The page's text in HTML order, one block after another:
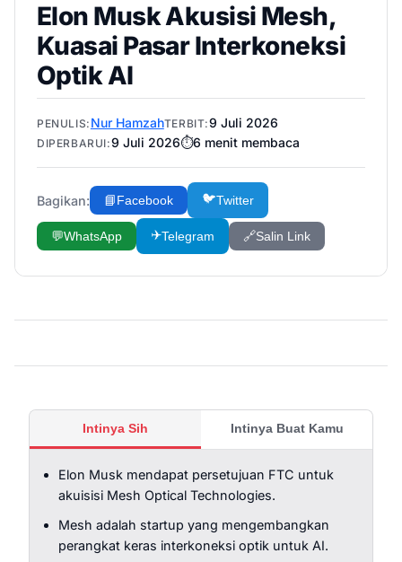
Elon Musk Akusisi Mesh,
Kuasai Pasar Interkoneksi
Optik AI
PENULIS: Nur HamzahTERBIT:9 Juli 2026
DIPERBARUI:9 Juli 2026⏱️6 menit membaca
Bagikan: 📘Facebook 🐦Twitter
💬WhatsApp ✈️Telegram 🔗Salin Link
Intinya Sih Intinya Buat Kamu
Elon Musk mendapat persetujuan FTC untuk
akuisisi Mesh Optical Technologies.
Mesh adalah startup yang mengembangkan
perangkat keras interkoneksi optik untuk AI.